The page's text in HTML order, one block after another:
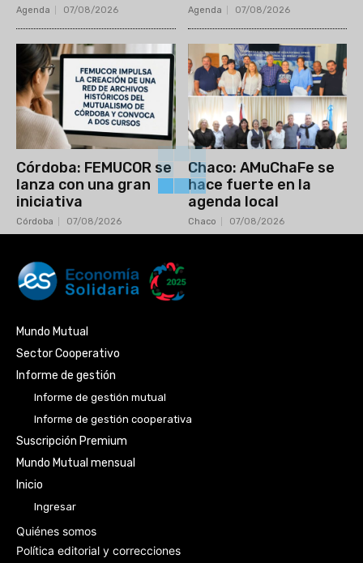
Agenda 07/08/2026 Agenda 07/08/2026
Córdoba: FEMUCOR se
lanza con una gran
iniciativa
Córdoba 07/08/2026
Chaco: AMuChaFe se
hace fuerte en la
agenda local
Chaco 07/08/2026
Mundo Mutual
Sector Cooperativo
Informe de gestión
Informe de gestión mutual
Informe de gestión cooperativa
Suscripción Premium
Mundo Mutual mensual
Inicio
Ingresar
Quiénes somos
Política editorial y correcciones